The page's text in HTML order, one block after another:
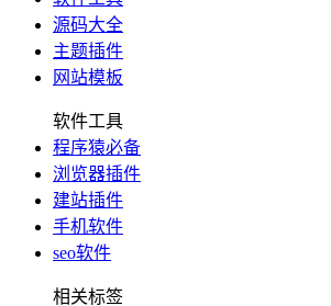
源码大全
主题插件
网站模板
软件工具
程序猿必备
浏览器插件
建站插件
手机软件
seo软件
相关标签